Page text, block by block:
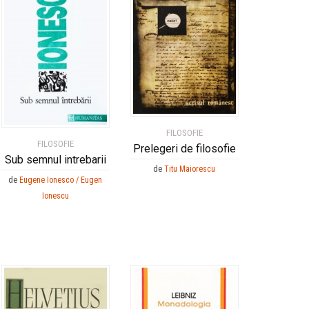
FILOSOFIE
Sub semnul intrebarii
de Eugene Ionesco / Eugen
Ionescu
FILOSOFIE
Prelegeri de filosofie
deTitu Maiorescu